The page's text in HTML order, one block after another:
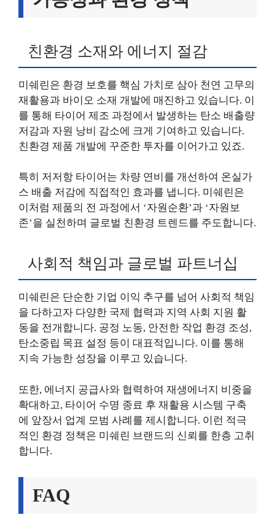
친환경 소재와 에너지 절감
미쉐린은 환경 보호를 핵심 가치로 삼아 천연 고무의
재활용과 바이오 소재 개발에 매진하고 있습니다. 이
를 통해 타이어 제조 과정에서 발생하는 탄소 배출량
저감과 자원 낭비 감소에 크게 기여하고 있습니다.
친환경 제품 개발에 꾸준한 투자를 이어가고 있죠.
특히 저저항 타이어는 차량 연비를 개선하여 온실가
스 배출 저감에 직접적인 효과를 냅니다. 미쉐린은
이처럼 제품의 전 과정에서 ‘자원순환’과 ‘자원보
존’을 실천하며 글로벌 친환경 트렌드를 주도합니다.
사회적 책임과 글로벌 파트너십
미쉐린은 단순한 기업 이익 추구를 넘어 사회적 책임
을 다하고자 다양한 국제 협력과 지역 사회 지원 활
동을 전개합니다. 공정 노동, 안전한 작업 환경 조성,
탄소중립 목표 설정 등이 대표적입니다. 이를 통해
지속 가능한 성장을 이루고 있습니다.
또한, 에너지 공급사와 협력하여 재생에너지 비중을
확대하고, 타이어 수명 종료 후 재활용 시스템 구축
에 앞장서 업계 모범 사례를 제시합니다. 이런 적극
적인 환경 정책은 미쉐린 브랜드의 신뢰를 한층 고취
합니다.
FAQ